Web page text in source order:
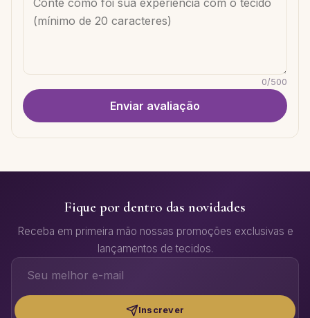
0/500
Enviar avaliação
Fique por dentro das novidades
Receba em primeira mão nossas promoções exclusivas e
lançamentos de tecidos.
Inscrever